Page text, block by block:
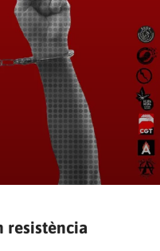
resistència